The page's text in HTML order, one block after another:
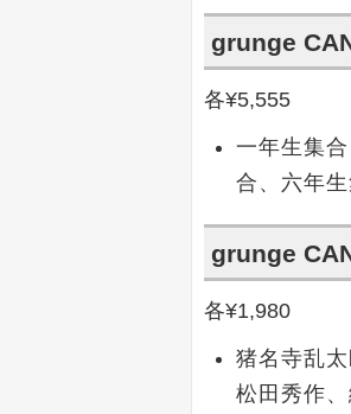
grunge
各¥5,555
一年生集
合、六年
grunge
各¥1,980
猪名寺乱
松田秀作